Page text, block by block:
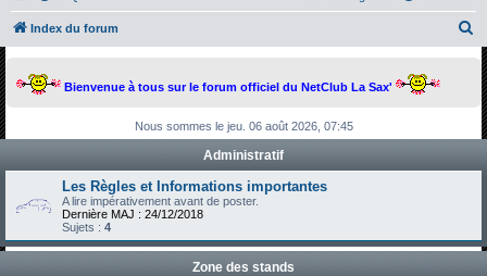
Index du forum
Bienvenue à tous sur le forum officiel du NetClub La Sax'
Nous sommes le jeu. 06 août 2026, 07:45
Administratif
Les Règles et Informations importantes
A lire impérativement avant de poster.
Dernière MAJ : 24/12/2018
Sujets : 4
Zone des stands